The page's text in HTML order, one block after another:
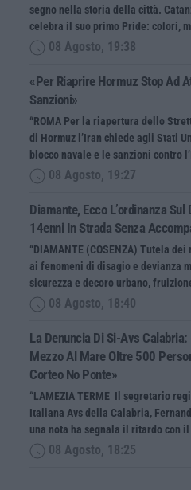
segno nella storia della città.
celebra il suo primo Pride: colori,
08 Agosto, 19:38
«Per Riaprire Hormuz Stop Ad
Sanzioni»
“ROMA Per la riapertura dello
di Hormuz l’Iran chiede agli Stati
blocco navale e le sanzioni contro
08 Agosto, 19:27
Diamante, Ecco L’ordinanza Sul
14enni In Strada Senza
“DIAMANTE (COSENZA) Tutela
ai fenomeni di disagio e devianza
sicurezza e decoro urbano,
08 Agosto, 18:40
La Denuncia Di Si-Avs
Mezzo Al Mare Oltre 500
Corteo No Ponte»
“LAMEZIA TERME Il segretario
Italiana Avs della Calabria,
una nota ha segnala il ritardo con
08 Agosto, 18:25